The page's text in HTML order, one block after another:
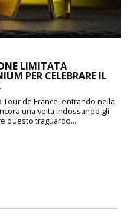
LIMITATA
PER CELEBRARE IL
de France, entrando nella
una volta indossando gli
questo traguardo...